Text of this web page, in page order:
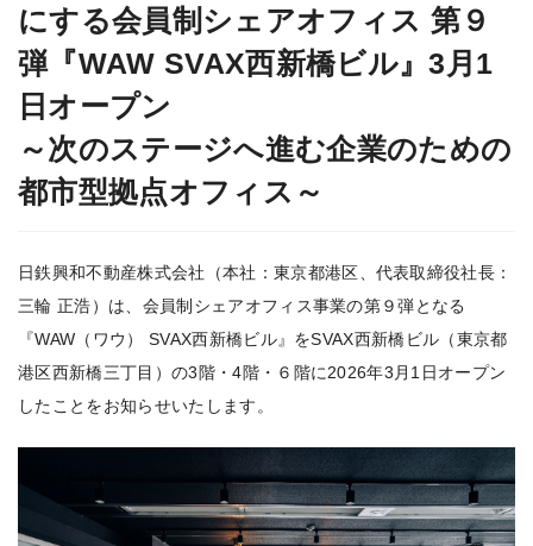
にする会員制シェアオフィス 第９
弾『WAW SVAX西新橋ビル』3月1
日オープン
～次のステージへ進む企業のための
都市型拠点オフィス～
日鉄興和不動産株式会社（本社：東京都港区、代表取締役社長：
三輪 正浩）は、会員制シェアオフィス事業の第９弾となる
『WAW（ワウ） SVAX西新橋ビル』をSVAX西新橋ビル（東京都
港区西新橋三丁目）の3階・4階・６階に2026年3月1日オープン
したことをお知らせいたします。